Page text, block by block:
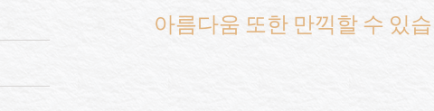
아름다움 또한 만끽할 수 있